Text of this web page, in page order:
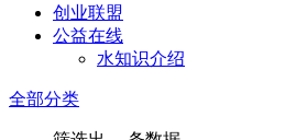
创业联盟
公益在线
水知识介绍
全部分类